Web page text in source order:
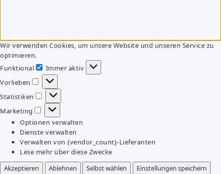
Wir verwenden Cookies, um unsere Website und unseren Service zu
optimieren.
Funktional
Funktional
Immer aktiv
Vorlieben
Vorlieben
Statistiken
Statistiken
Marketing
Marketing
Optionen verwalten
Dienste verwalten
Verwalten von {vendor_count}-Lieferanten
Lese mehr über diese Zwecke
Akzeptieren
Ablehnen Selbst wählen
Einstellungen speichern